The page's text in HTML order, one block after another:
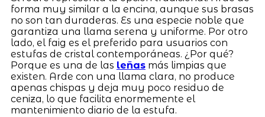
forma muy similar a la encina, aunque sus brasas
no son tan duraderas. Es una especie noble que
garantiza una llama serena y uniforme. Por otro
lado, el faig es el preferido para usuarios con
estufas de cristal contemporáneas. ¿Por qué?
Porque es una de las leñasmás limpias que
existen. Arde con una llama clara, no produce
apenas chispas y deja muy poco residuo de
ceniza, lo que facilita enormemente el
mantenimiento diario de la estufa.